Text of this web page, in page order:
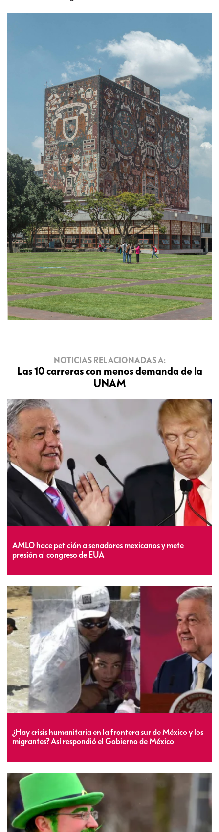
NOTICIAS RELACIONADAS A:
Las 10 carreras con menos demanda de la
UNAM
AMLO hace petición a senadores mexicanos y mete
presión al congreso de EUA
¿Hay crisis humanitaria en la frontera sur de México y los
migrantes? Así respondió el Gobierno de México